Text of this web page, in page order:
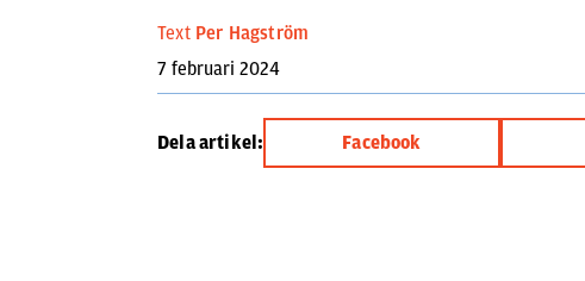
Text Per Hagström
7 februari 2024
Dela artikel: Facebook